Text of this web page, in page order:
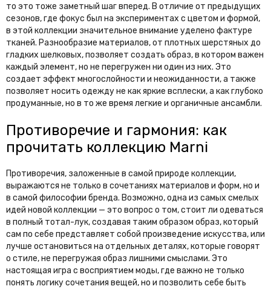
то это тоже заметный шаг вперед. В отличие от предыдущих
сезонов, где фокус был на экспериментах с цветом и формой,
в этой коллекции значительное внимание уделено фактуре
тканей. Разнообразие материалов, от плотных шерстяных до
гладких шелковых, позволяет создать образ, в котором важен
каждый элемент, но не перегружен ни один из них. Это
создает эффект многослойности и неожиданности, а также
позволяет носить одежду не как яркие всплески, а как глубоко
продуманные, но в то же время легкие и органичные ансамбли.
Противоречие и гармония: как
прочитать коллекцию Marni
Противоречия, заложенные в самой природе коллекции,
выражаются не только в сочетаниях материалов и форм, но и
в самой философии бренда. Возможно, одна из самых смелых
идей новой коллекции — это вопрос о том, стоит ли одеваться
в полный тотал-лук, создавая таким образом образ, который
сам по себе представляет собой произведение искусства, или
лучше остановиться на отдельных деталях, которые говорят
о стиле, не перегружая образ лишними смыслами. Это
настоящая игра с восприятием моды, где важно не только
понять логику сочетания вещей, но и позволить себе быть